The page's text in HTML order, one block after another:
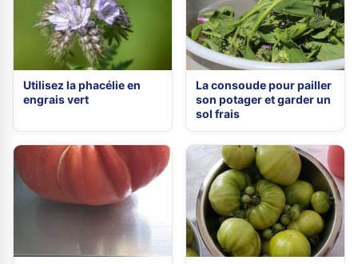
Utilisez la phacélie en
engrais vert
La consoude pour pailler
son potager et garder un
sol frais